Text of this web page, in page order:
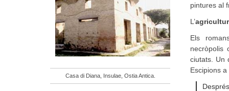
pintures al
L’
Els
necròpolis
ciutats. Un
Escipions
Casa di Diana, Insulae, Ostia Antica.